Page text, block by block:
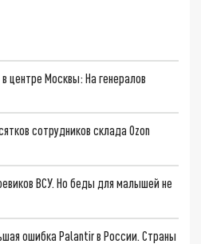
центре Москвы: На генералов
сотрудников склада Ozon
ВСУ. Но беды для малышей не
ошибка Palantir в России. Страны